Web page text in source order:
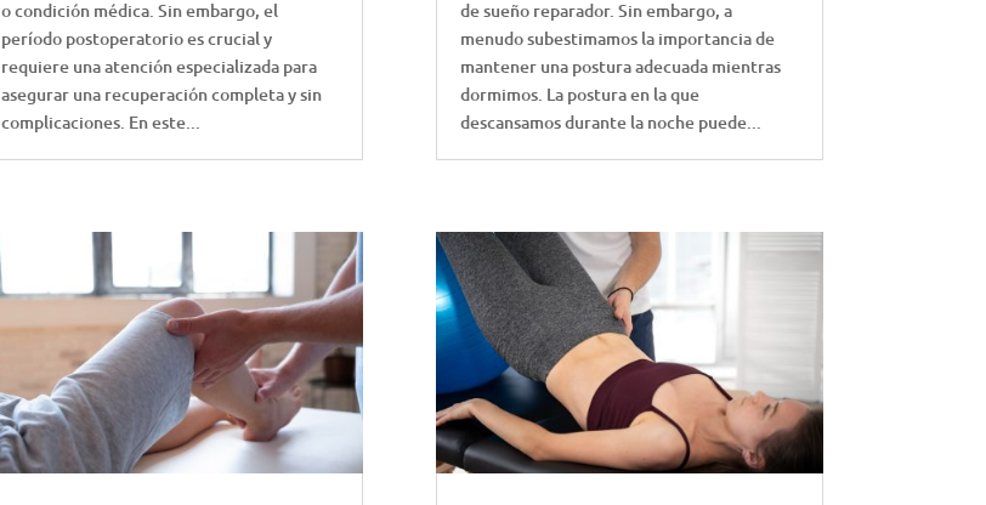
o condición médica. Sin embargo, el
período postoperatorio es crucial y
requiere una atención especializada para
asegurar una recuperación completa y sin
complicaciones. En este...
de sueño reparador. Sin embargo, a
menudo subestimamos la importancia de
mantener una postura adecuada mientras
dormimos. La postura en la que
descansamos durante la noche puede...